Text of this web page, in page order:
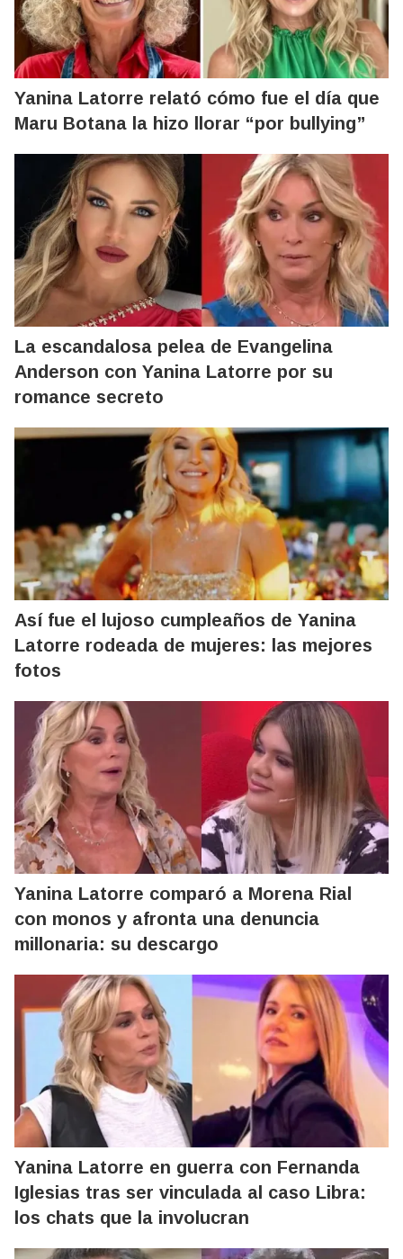
Yanina Latorre relató cómo fue el día que
Maru Botana la hizo llorar “por bullying”
La escandalosa pelea de Evangelina
Anderson con Yanina Latorre por su
romance secreto
Así fue el lujoso cumpleaños de Yanina
Latorre rodeada de mujeres: las mejores
fotos
Yanina Latorre comparó a Morena Rial
con monos y afronta una denuncia
millonaria: su descargo
Yanina Latorre en guerra con Fernanda
Iglesias tras ser vinculada al caso Libra:
los chats que la involucran